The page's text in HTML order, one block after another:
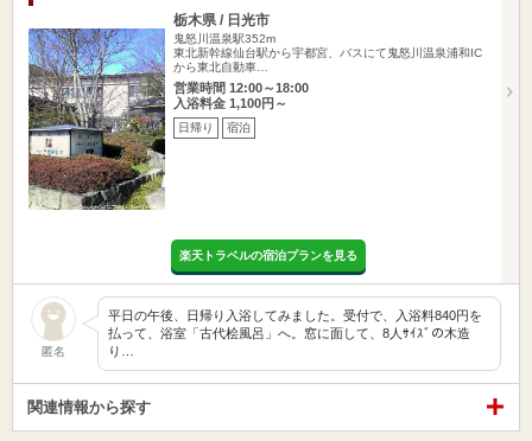
栃木県 / 日光市
鬼怒川温泉駅352m
東北新幹線仙台駅から宇都宮、バスにて鬼怒川温泉浦和IC
から東北自動車…
営業時間 12:00～18:00
入浴料金 1,100円～
日帰り 宿泊
楽天トラベルの宿泊プランを見る
匿名
平日の午後、日帰り入浴してみました。受付で、入浴料840円を
払って、浴室「古代桧風呂」へ。窓に面して、8人ｻｲｽﾞの木造
り…
関連情報から探す